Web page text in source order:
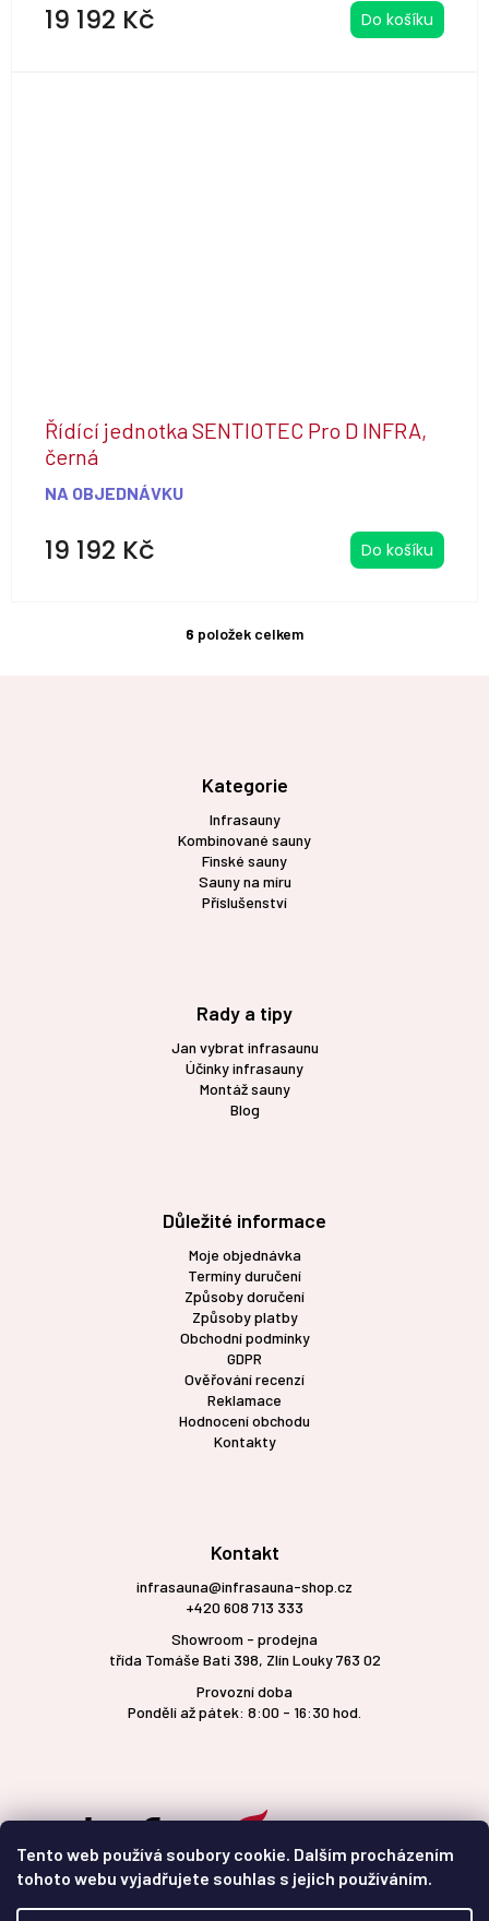
Tento web používá soubory cookie. Dalším procházením
tohoto webu vyjadřujete souhlas s jejich používáním.
19 192 Kč Do košíku
Řídící jednotka SENTIOTEC Pro D INFRA,
černá
NA OBJEDNÁVKU
19 192 Kč Do košíku
O
í
r
v
k
y
v
u
6 položek celkem
Kategorie
Infrasauny
Kombinované sauny
Finské sauny
Sauny na míru
Příslušenství
Rady a tipy
Jan vybrat infrasaunu
Účinky infrasauny
Montáž sauny
Blog
Důležité informace
Moje objednávka
Termíny duručení
Způsoby doručení
Způsoby platby
Obchodní podmínky
GDPR
Ověřování recenzí
Reklamace
Hodnocení obchodu
Kontakty
Kontakt
infrasauna@infrasauna-shop.cz
+420 608 713 333
Showroom - prodejna
třída Tomáše Bati 398, Zlín Louky 763 02
Provozní doba
Pondělí až pátek: 8:00 - 16:30 hod.